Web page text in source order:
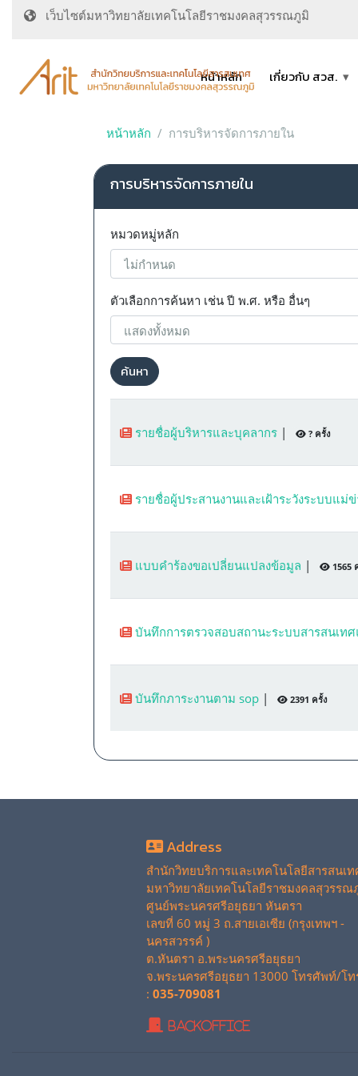
เว็บไซต์มหาวิทยาลัยเทคโนโลยีราชมงคลสุวรรณภูมิ
หน้าหลัก เกี่ยวกับ สวส.
หน้าหลัก การบริหารจัดการภายใน
การบริหารจัดการภายใน
หมวดหมู่หลัก
ตัวเลือกการค้นหา เช่น ปี พ.ศ. หรือ อื่นๆ
ค้นหา
รายชื่อผู้บริหารและบุคลากร | ? ครั้ง
รายชื่อผู้ประสานงานและเฝ้าระวังระบบแม่
แบบคำร้องขอเปลี่ยนแปลงข้อมูล | 1565
บันทึกการตรวจสอบสถานะระบบสารสนเท
บันทึกภาระงานตาม sop | 2391 ครั้ง
Address
สำนักวิทยบริการและเทคโนโลยีสารสนเท
มหาวิทยาลัยเทคโนโลยีราชมงคลสุวรรณ
ศูนย์พระนครศรีอยุธยา หันตรา
เลขที่ 60 หมู่ 3 ถ.สายเอเซีย (กรุงเทพฯ -
นครสวรรค์ )
ต.หันตรา อ.พระนครศรีอยุธยา
จ.พระนครศรีอยุธยา 13000 โทรศัพท์/โท
: 035-709081
BackOffice